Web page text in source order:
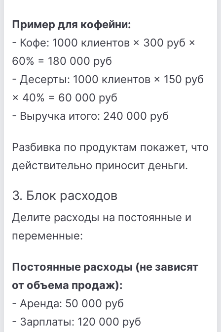
Пример для кофейни:
- Кофе: 1000 клиентов × 300 руб ×
60% = 180 000 руб
- Десерты: 1000 клиентов × 150 руб
× 40% = 60 000 руб
- Выручка итого: 240 000 руб
Разбивка по продуктам покажет, что
действительно приносит деньги.
3. Блок расходов
Делите расходы на постоянные и
переменные:
Постоянные расходы (не зависят
от объема продаж):
- Аренда: 50 000 руб
- Зарплаты: 120 000 руб